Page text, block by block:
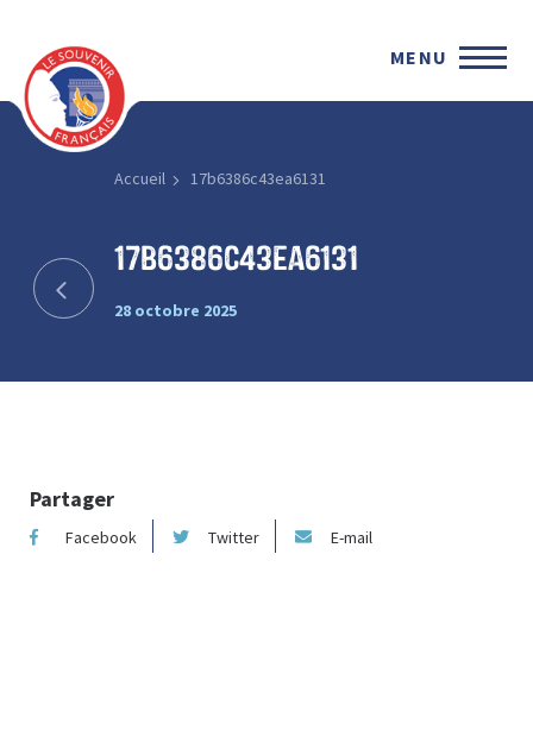
MENU
Accueil 17b6386c43ea6131
17b6386c43ea6131
28 octobre 2025
Partager
Facebook Twitter E-mail